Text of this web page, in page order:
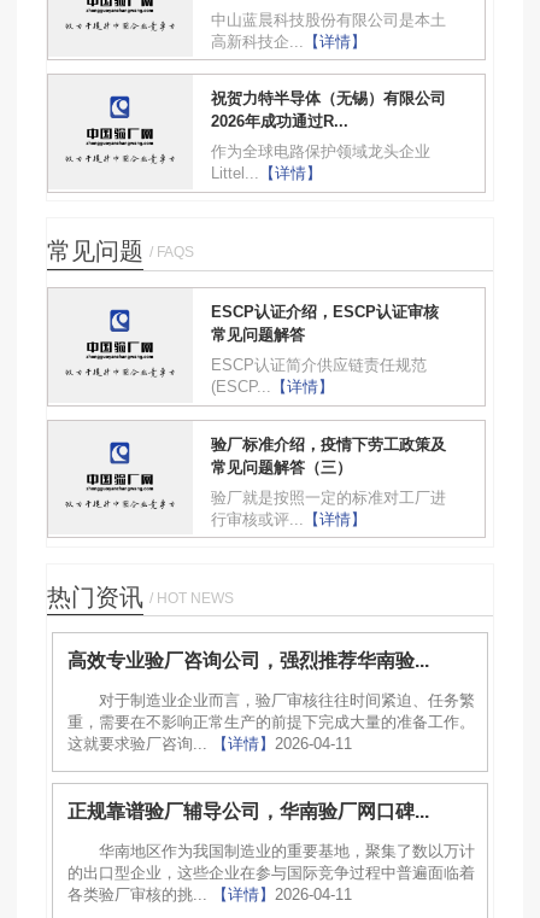
中山蓝晨科技股份有限公司是本土
高新科技企...
【详情】
祝贺力特半导体（无锡）有限公司
2026年成功通过R...
作为全球电路保护领域龙头企业
Littel... 【详情】
常见问题 / FAQS
ESCP认证介绍，ESCP认证审核
常见问题解答
ESCP认证简介供应链责任规范
(ESCP... 【详情】
验厂标准介绍，疫情下劳工政策及
常见问题解答（三）
验厂就是按照一定的标准对工厂进
行审核或评... 【详情】
热门资讯 / HOT NEWS
高效专业验厂咨询公司，强烈推荐华南验...
对于制造业企业而言，验厂审核往往时间紧迫、任务繁
重，需要在不影响正常生产的前提下完成大量的准备工作。
这就要求验厂咨询...
【详情】 2026-04-11
正规靠谱验厂辅导公司，华南验厂网口碑...
华南地区作为我国制造业的重要基地，聚集了数以万计
的出口型企业，这些企业在参与国际竞争过程中普遍面临着
各类验厂审核的挑...
【详情】 2026-04-11